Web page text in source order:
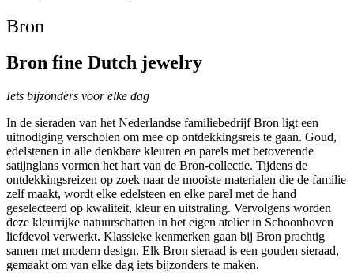
Bron
Bron fine Dutch jewelry
Iets bijzonders voor elke dag
In de sieraden van het Nederlandse familiebedrijf Bron ligt een
uitnodiging verscholen om mee op ontdekkingsreis te gaan. Goud,
edelstenen in alle denkbare kleuren en parels met betoverende
satijnglans vormen het hart van de Bron-collectie. Tijdens de
ontdekkingsreizen op zoek naar de mooiste materialen die de familie
zelf maakt, wordt elke edelsteen en elke parel met de hand
geselecteerd op kwaliteit, kleur en uitstraling. Vervolgens worden
deze kleurrijke natuurschatten in het eigen atelier in Schoonhoven
liefdevol verwerkt. Klassieke kenmerken gaan bij Bron prachtig
samen met modern design. Elk Bron sieraad is een gouden sieraad,
gemaakt om van elke dag iets bijzonders te maken.